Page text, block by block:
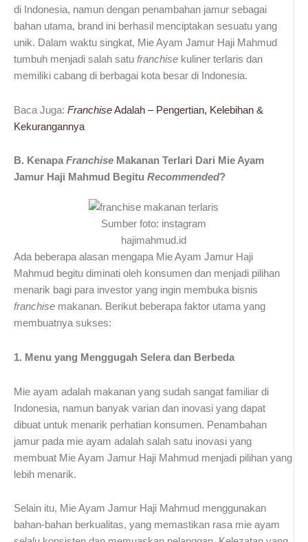
di Indonesia, namun dengan penambahan jamur sebagai
bahan utama, brand ini berhasil menciptakan sesuatu yang
unik. Dalam waktu singkat, Mie Ayam Jamur Haji Mahmud
tumbuh menjadi salah satu franchise kuliner terlaris dan
memiliki cabang di berbagai kota besar di Indonesia.
Baca Juga: FranchiseAdalah – Pengertian, Kelebihan &
Kekurangannya
B. KenapaFranchise Makanan Terlari Dari Mie Ayam
Jamur Haji Mahmud Begitu Recommended?
Sumber foto: instagram
hajimahmud.id
Ada beberapa alasan mengapa Mie Ayam Jamur Haji
Mahmud begitu diminati oleh konsumen dan menjadi pilihan
menarik bagi para investor yang ingin membuka bisnis
franchise makanan. Berikut beberapa faktor utama yang
membuatnya sukses:
1. Menu yang Menggugah Selera dan Berbeda
Mie ayam adalah makanan yang sudah sangat familiar di
Indonesia, namun banyak varian dan inovasi yang dapat
dibuat untuk menarik perhatian konsumen. Penambahan
jamur pada mie ayam adalah salah satu inovasi yang
membuat Mie Ayam Jamur Haji Mahmud menjadi pilihan yang
lebih menarik.
Selain itu, Mie Ayam Jamur Haji Mahmud menggunakan
bahan-bahan berkualitas, yang memastikan rasa mie ayam